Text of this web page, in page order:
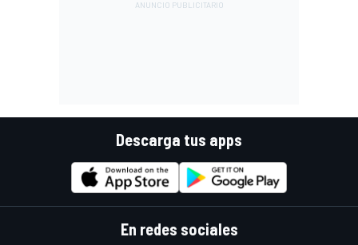
Descarga tus apps
En redes sociales